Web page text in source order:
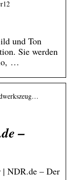
und Ton
Sie werden
…
–
| NDR.de – Der